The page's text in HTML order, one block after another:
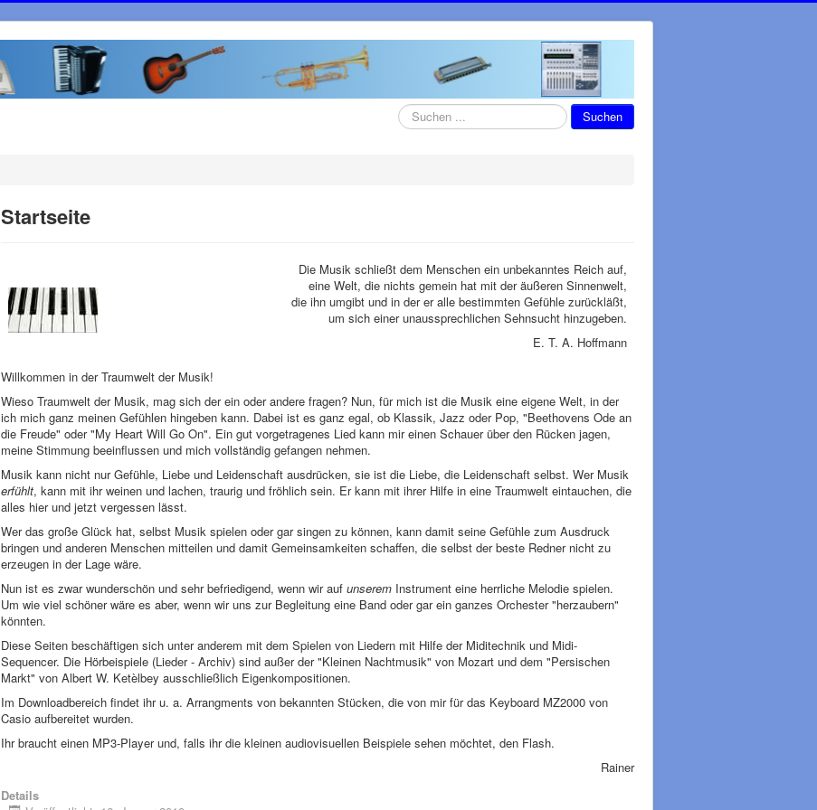
Suchen
...
Suchen
Startseite
Die Musik schließt dem Menschen ein unbekanntes Reich auf,
eine Welt, die nichts gemein hat mit der äußeren Sinnenwelt,
die ihn umgibt und in der er alle bestimmten Gefühle zurückläßt,
um sich einer unaussprechlichen Sehnsucht hinzugeben.
E. T. A. Hoffmann
Willkommen in der Traumwelt der Musik!
Wieso Traumwelt der Musik, mag sich der ein oder andere fragen? Nun, für mich ist die Musik eine eigene Welt, in der
ich mich ganz meinen Gefühlen hingeben kann. Dabei ist es ganz egal, ob Klassik, Jazz oder Pop, "Beethovens Ode an
die Freude" oder "My Heart Will Go On". Ein gut vorgetragenes Lied kann mir einen Schauer über den Rücken jagen,
meine Stimmung beeinflussen und mich vollständig gefangen nehmen.
Musik kann nicht nur Gefühle, Liebe und Leidenschaft ausdrücken, sie ist die Liebe, die Leidenschaft selbst. Wer Musik
erfühlt, kann mit ihr weinen und lachen, traurig und fröhlich sein. Er kann mit ihrer Hilfe in eine Traumwelt eintauchen, die
alles hier und jetzt vergessen lässt.
Wer das große Glück hat, selbst Musik spielen oder gar singen zu können, kann damit seine Gefühle zum Ausdruck
bringen und anderen Menschen mitteilen und damit Gemeinsamkeiten schaffen, die selbst der beste Redner nicht zu
erzeugen in der Lage wäre.
Nun ist es zwar wunderschön und sehr befriedigend, wenn wir auf unserem Instrument eine herrliche Melodie spielen.
Um wie viel schöner wäre es aber, wenn wir uns zur Begleitung eine Band oder gar ein ganzes Orchester "herzaubern"
könnten.
Diese Seiten beschäftigen sich unter anderem mit dem Spielen von Liedern mit Hilfe der Miditechnik und Midi-
Sequencer. Die Hörbeispiele (Lieder - Archiv) sind außer der "Kleinen Nachtmusik" von Mozart und dem "Persischen
Markt" von Albert W. Ketèlbey ausschließlich Eigenkompositionen.
Im Downloadbereich findet ihr u. a. Arrangments von bekannten Stücken, die von mir für das Keyboard MZ2000 von
Casio aufbereitet wurden.
Ihr braucht einen MP3-Player und, falls ihr die kleinen audiovisuellen Beispiele sehen möchtet, den Flash.
Rainer
Details